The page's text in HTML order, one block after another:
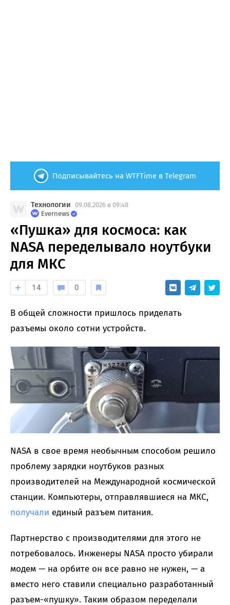
Подписывайтесь на WTFTime в Telegram
Технологии 09.08.2026 в 09:48
Evernews
«Пушка» для космоса: как
NASA переделывало ноутбуки
для МКС
14 0
В общей сложности пришлось приделать
разъемы около сотни устройств.
NASA в свое время необычным способом решило
проблему зарядки ноутбуков разных
производителей на Международной космической
станции. Компьютеры, отправлявшиеся на МКС,
получали единый разъем питания.
Партнерство с производителями для этого не
потребовалось. Инженеры NASA просто убирали
модем — на орбите он все равно не нужен, — а
вместо него ставили специально разработанный
разъем-«пушку». Таким образом переделали